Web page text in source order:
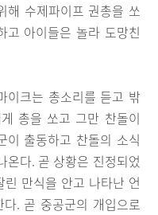
해 수제파이프 권총을 쏘
고 아이들은 놀라 도망친
이크는 총소리를 듣고 밖
총을 쏘고 그만 찬돌이
이 출동하고 찬돌의 소식
다. 곧 상황은 진정되었
만식을 안고 나타난 언
. 곧 중공군의 개입으로